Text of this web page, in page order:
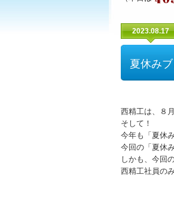
2023.08.17
夏休み
西精工は、８
そして！
今年も「夏休
今回の「夏休
しかも、今回
西精工社員の